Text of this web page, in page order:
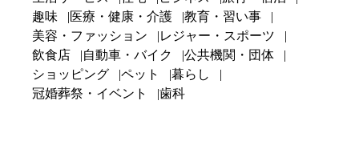
趣味
医療・健康・介護
教育・習い事
美容・ファッション
レジャー・スポーツ
飲食店
自動車・バイク
公共機関・団体
ショッピング
ペット
暮らし
冠婚葬祭・イベント
歯科